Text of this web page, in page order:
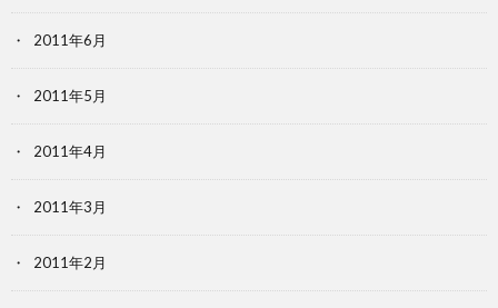
2011年6月
2011年5月
2011年4月
2011年3月
2011年2月